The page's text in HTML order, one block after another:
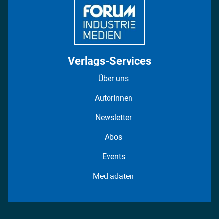
Verlags-Services
Über uns
AutorInnen
Newsletter
Abos
Events
Mediadaten